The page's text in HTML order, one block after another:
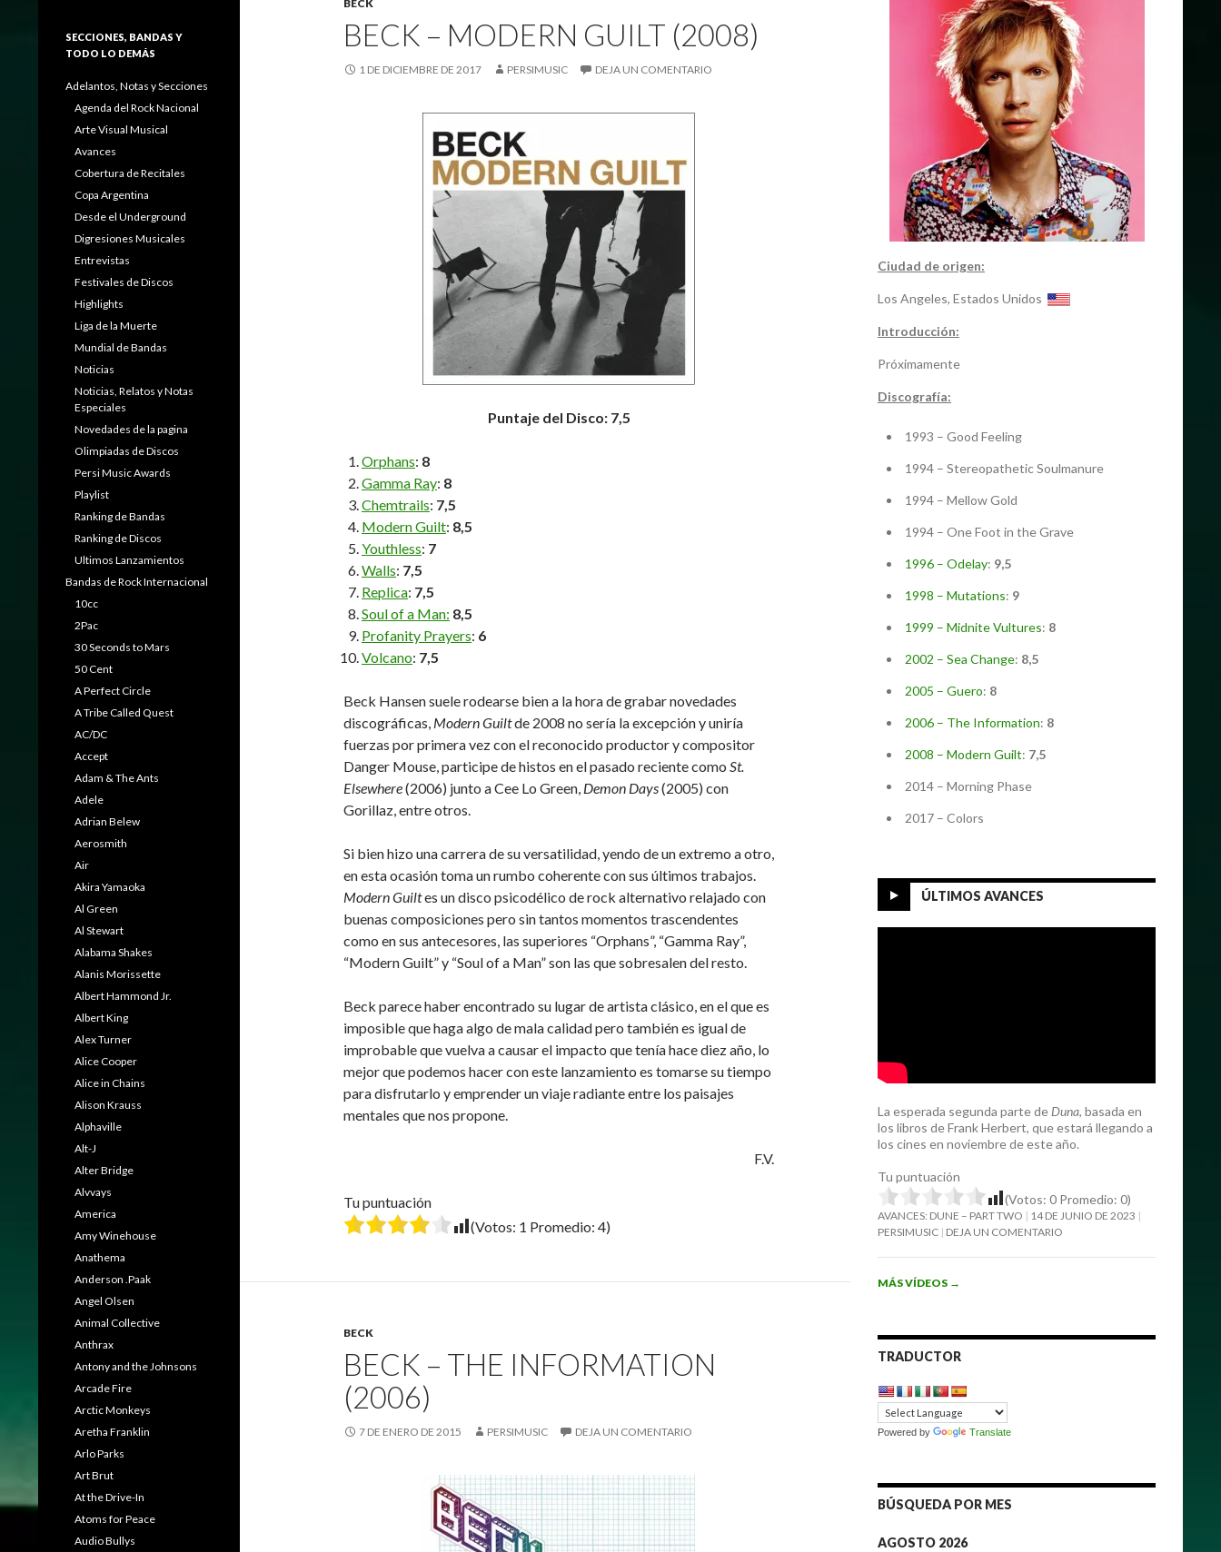
BECK
BECK – MODERN GUILT (2008)
1 DE DICIEMBRE DE 2017 PERSIMUSIC DEJA UN COMENTARIO
Puntaje del Disco: 7,5
Orphans: 8
Gamma Ray: 8
Chemtrails: 7,5
Modern Guilt: 8,5
Youthless: 7
Walls: 7,5
Replica: 7,5
Soul of a Man: 8,5
Profanity Prayers: 6
Volcano: 7,5
Beck Hansen suele rodearse bien a la hora de grabar novedades
discográficas, Modern Guiltde 2008 no sería la excepción y uniría
fuerzas por primera vez con el reconocido productor y compositor
Danger Mouse, participe de histos en el pasado reciente como St.
Elsewhere(2006) junto a Cee Lo Green, Demon Days(2005) con
Gorillaz, entre otros.
Si bien hizo una carrera de su versatilidad, yendo de un extremo a otro,
en esta ocasión toma un rumbo coherente con sus últimos trabajos.
Modern Guiltes un disco psicodélico de rock alternativo relajado con
buenas composiciones pero sin tantos momentos trascendentes
como en sus antecesores, las superiores “Orphans”, “Gamma Ray”,
“Modern Guilt” y “Soul of a Man” son las que sobresalen del resto.
Beck parece haber encontrado su lugar de artista clásico, en el que es
imposible que haga algo de mala calidad pero también es igual de
improbable que vuelva a causar el impacto que tenía hace diez año, lo
mejor que podemos hacer con este lanzamiento es tomarse su tiempo
para disfrutarlo y emprender un viaje radiante entre los paisajes
mentales que nos propone.
F.V.
Tu puntuación
(Votos: 1 Promedio: 4)
BECK
BECK – THE INFORMATION
(2006)
7 DE ENERO DE 2015 PERSIMUSIC DEJA UN COMENTARIO
Ciudad de origen:
Los Angeles, Estados Unidos
Introducción:
Próximamente
Discografía:
1993 – Good Feeling
1994 – Stereopathetic Soulmanure
1994 – Mellow Gold
1994 – One Foot in the Grave
1996 – Odelay: 9,5
1998 – Mutations: 9
1999 – Midnite Vultures: 8
2002 – Sea Change: 8,5
2005 – Guero: 8
2006 – The Information: 8
2008 – Modern Guilt: 7,5
2014 – Morning Phase
2017 – Colors
ÚLTIMOS AVANCES
La esperada segunda parte de Duna, basada en
los libros de Frank Herbert, que estará llegando a
los cines en noviembre de este año.
Tu puntuación
(Votos: 0 Promedio: 0)
AVANCES: DUNE – PART TWO
14 DE JUNIO DE 2023
PERSIMUSIC DEJA UN COMENTARIO
MÁS VÍDEOS →
TRADUCTOR
Powered by Translate
BÚSQUEDA POR MES
AGOSTO 2026
SECCIONES, BANDAS Y
TODO LO DEMÁS
Adelantos, Notas y Secciones
Agenda del Rock Nacional
Arte Visual Musical
Avances
Cobertura de Recitales
Copa Argentina
Desde el Underground
Digresiones Musicales
Entrevistas
Festivales de Discos
Highlights
Liga de la Muerte
Mundial de Bandas
Noticias
Noticias, Relatos y Notas
Especiales
Novedades de la pagina
Olimpiadas de Discos
Persi Music Awards
Playlist
Ranking de Bandas
Ranking de Discos
Ultimos Lanzamientos
Bandas de Rock Internacional
10cc
2Pac
30 Seconds to Mars
50 Cent
A Perfect Circle
A Tribe Called Quest
AC/DC
Accept
Adam & The Ants
Adele
Adrian Belew
Aerosmith
Air
Akira Yamaoka
Al Green
Al Stewart
Alabama Shakes
Alanis Morissette
Albert Hammond Jr.
Albert King
Alex Turner
Alice Cooper
Alice in Chains
Alison Krauss
Alphaville
Alt-J
Alter Bridge
Alvvays
America
Amy Winehouse
Anathema
Anderson .Paak
Angel Olsen
Animal Collective
Anthrax
Antony and the Johnsons
Arcade Fire
Arctic Monkeys
Aretha Franklin
Arlo Parks
Art Brut
At the Drive-In
Atoms for Peace
Audio Bullys